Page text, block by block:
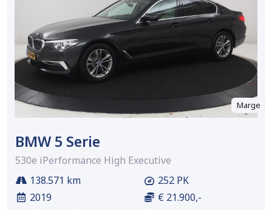
Marge
BMW 5 Serie
530e iPerformance High Executive
138.571 km
2019
252 PK
€ 21.900,-